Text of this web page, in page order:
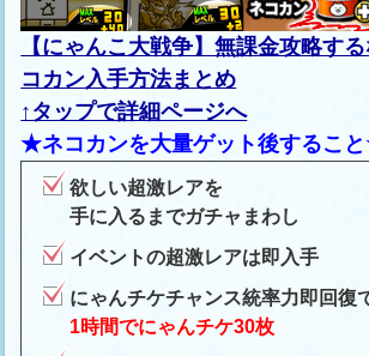
【にゃんこ大戦争】無課金攻略す
コカン入手方法まとめ
↑タップで詳細ページへ
★ネコカンを大量ゲット後するこ
欲しい超激レアを
手に入るまでガチャまわし
イベントの超激レアは即入手
にゃんチケチャンス統率力即回復
1時間でにゃんチケ30枚